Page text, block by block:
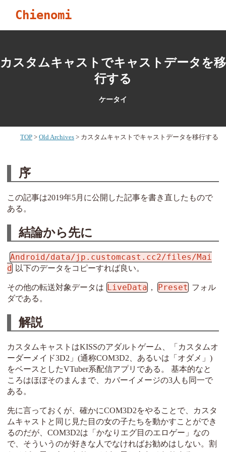
Chienomi
カスタムキャストでキャストデータを移
行する
ケータイ
TOP Old Archives カスタムキャストでキャストデータを移行する
序
この記事は2019年5月に公開した記事を書き直したもので
ある。
結論から先に
Android/data/jp.customcast.cc2/files/Mai
d 以下のデータをコピーすれば良い。
その他の転送対象データは LiveData , Preset フォル
ダである。
解説
カスタムキャストはKISSのアダルトゲーム、「カスタムオ
ーダーメイド3D2」(通称COM3D2、あるいは「オダメ」)
をベースとしたVTuber系配信アプリである。 基本的なと
ころはほぼそのまんまで、カバーイメージの3人も同一で
ある。
先に言っておくが、確かにCOM3D2をやることで、カスタ
ムキャストと同じ見た目の女の子たちを動かすことができ
るのだが、COM3D2は「かなりエグ目のエロゲー」なの
で、そういうのが好きな人でなければお勧めはしない。割